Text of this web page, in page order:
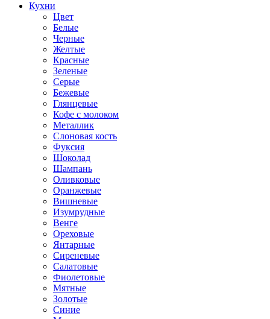
Кухни
Цвет
Белые
Черные
Желтые
Красные
Зеленые
Серые
Бежевые
Глянцевые
Кофе с молоком
Металлик
Слоновая кость
Фуксия
Шоколад
Шампань
Оливковые
Оранжевые
Вишневые
Изумрудные
Венге
Ореховые
Янтарные
Сиреневые
Салатовые
Фиолетовые
Мятные
Золотые
Синие